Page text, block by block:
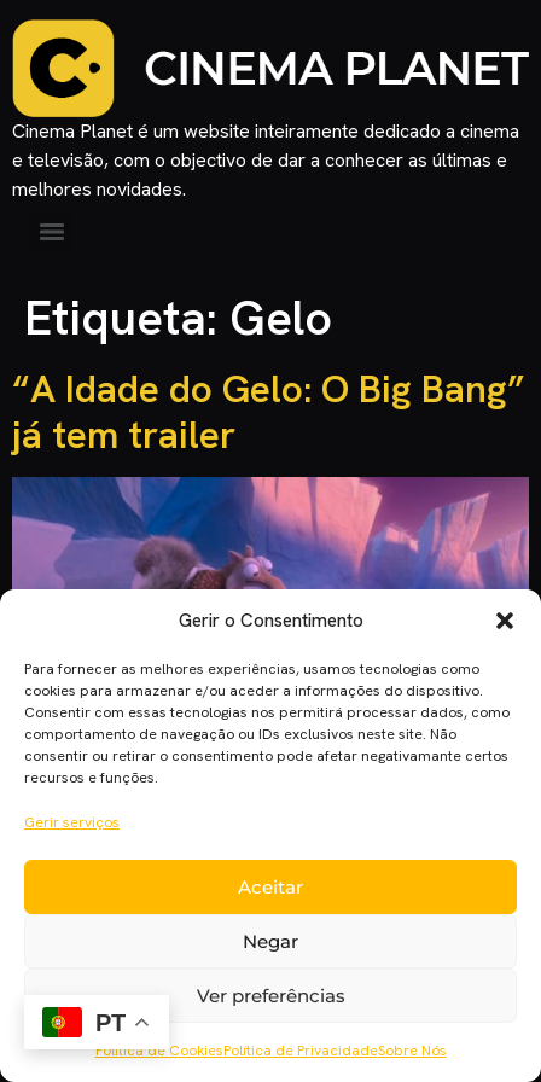
Gerir o Consentimento
Para fornecer as melhores experiências, usamos tecnologias como
cookies para armazenar e/ou aceder a informações do dispositivo.
Consentir com essas tecnologias nos permitirá processar dados, como
comportamento de navegação ou IDs exclusivos neste site. Não
consentir ou retirar o consentimento pode afetar negativamante certos
recursos e funções.
Gerir serviços
Aceitar
Negar
Ver preferências
Política de CookiesPolítica de PrivacidadeSobre Nós
Cinema Planet é um website inteiramente dedicado a cinema
e televisão, com o objectivo de dar a conhecer as últimas e
melhores novidades.
Etiqueta: Gelo
“A Idade do Gelo: O Big Bang”
já tem trailer
Já foi divulgado o primeiro trailer de “A Idade do Gelo: O Big
Bang”, este será o quinto filme da saga. A saga já rendeu
será o quinto filme da saga, e no trailer conseguimos
perceber um pouco do que se vai passar […]
PT